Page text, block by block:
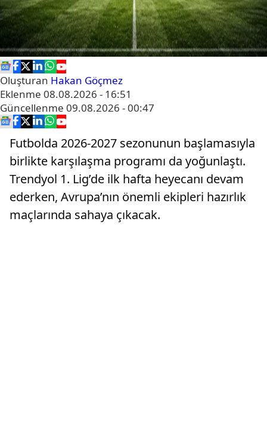
Oluşturan Hakan Göçmez
Eklenme 08.08.2026 - 16:51
Güncellenme 09.08.2026 - 00:47
Futbolda 2026-2027 sezonunun başlamasıyla
birlikte karşılaşma programı da yoğunlaştı.
Trendyol 1. Lig’de ilk hafta heyecanı devam
ederken, Avrupa’nın önemli ekipleri hazırlık
maçlarında sahaya çıkacak.